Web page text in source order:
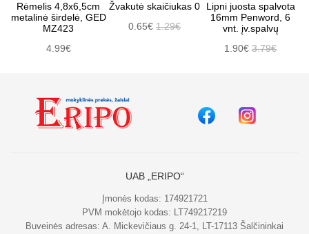
Rėmelis 4,8x6,5cm
metalinė širdelė, GED
MZ423
4.99€
Žvakutė skaičiukas 0
0.65€ 1.29€
Lipni juosta spalvota
16mm Penword, 6
vnt. įv.spalvų
1.90€3.79€
UAB „ERIPO“
Įmonės kodas: 174921721
PVM mokėtojo kodas: LT749217219
Buveinės adresas: A. Mickevičiaus g. 24-1, LT-17113 Šalčininkai